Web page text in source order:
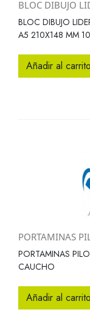
BLOC DIBUJO
BLOC DIBUJO
A5 210X148 MM
Añadir al carrito
PORTAMINAS
PORTAMINAS
CAUCHO
Añadir al carrito